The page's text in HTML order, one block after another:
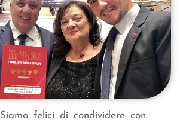
Siamo felici di condividere con